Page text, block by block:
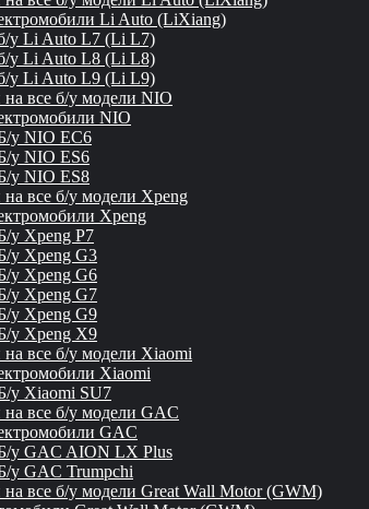
Li Auto (LiXiang)
у Li Auto L7 (Li L7)
у Li Auto L8 (Li L8)
у Li Auto L9 (Li L9)
на все б/у модели NIO
NIO
у NIO EC6
у NIO ES6
у NIO ES8
на все б/у модели Xpeng
Xpeng
у Xpeng P7
у Xpeng G3
у Xpeng G6
у Xpeng G7
у Xpeng G9
у Xpeng X9
на все б/у модели Xiaomi
Xiaomi
у Xiaomi SU7
на все б/у модели GAC
GAC
у GAC AION LX Plus
у GAC Trumpchi
на все б/у модели Great Wall Motor (GWM)